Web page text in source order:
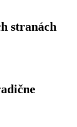
stranách